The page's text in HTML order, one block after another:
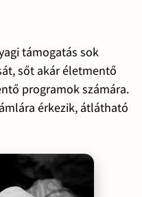
támogatás sok
sőt akár életmentő
programok számára.
érkezik, átlátható